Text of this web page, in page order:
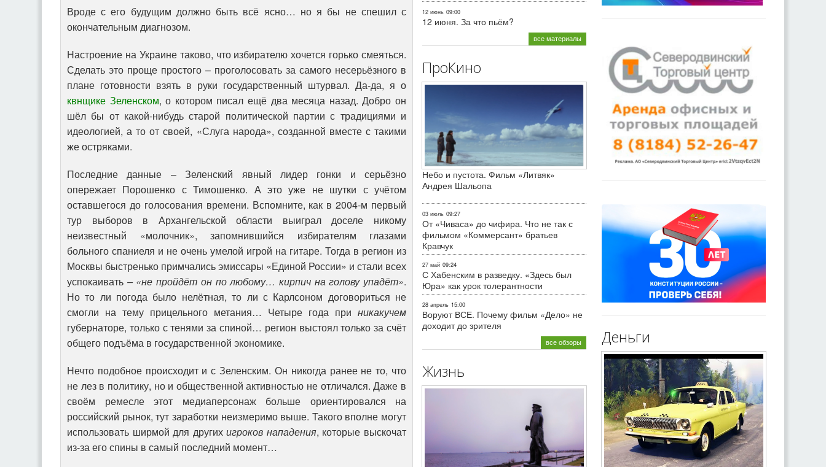
Вроде с его будущим должно быть всё ясно… но я бы не спешил с
окончательным диагнозом.
Настроение на Украине таково, что избирателю хочется горько смеяться.
Сделать это проще простого – проголосовать за самого несерьёзного в
плане готовности взять в руки государственный штурвал. Да-да, я о
квнщике Зеленском, о котором писал ещё два месяца назад. Добро он
шёл бы от какой-нибудь старой политической партии с традициями и
идеологией, а то от своей, «Слуга народа», созданной вместе с такими
же остряками.
Последние данные – Зеленский явный лидер гонки и серьёзно
опережает Порошенко с Тимошенко. А это уже не шутки с учётом
оставшегося до голосования времени. Вспомните, как в 2004-м первый
тур выборов в Архангельской области выиграл доселе никому
неизвестный «молочник», запомнившийся избирателям глазами
больного спаниеля и не очень умелой игрой на гитаре. Тогда в регион из
Москвы быстренько примчались эмиссары «Единой России» и стали всех
успокаивать – «не пройдёт он по любому… кирпич на голову упадёт».
Но то ли погода было нелётная, то ли с Карлсоном договориться не
смогли на тему прицельного метания… Четыре года при никакучем
губернаторе, только с тенями за спиной… регион выстоял только за счёт
общего подъёма в государственной экономике.
Нечто подобное происходит и с Зеленским. Он никогда ранее не то, что
не лез в политику, но и общественной активностью не отличался. Даже в
своём ремесле этот медиаперсонаж больше ориентировался на
российский рынок, тут заработки неизмеримо выше. Такого вполне могут
использовать ширмой для другихигроков нападения, которые выскочат
из-за его спины в самый последний момент…
12 июнь 09:00
12 июня. За что пьём?
все материалы
ПроКино
Небо и пустота. Фильм «Литвяк»
Андрея Шальопа
03 июль 09:27
От «Чиваса» до чифира. Что не так с
фильмом «Коммерсант» братьев
Кравчук
27 май 09:24
С Хабенским в разведку. «Здесь был
Юра» как урок толерантности
28 апрель 15:00
Воруют ВСЕ. Почему фильм «Дело» не
доходит до зрителя
все обзоры
Жизнь
Деньги